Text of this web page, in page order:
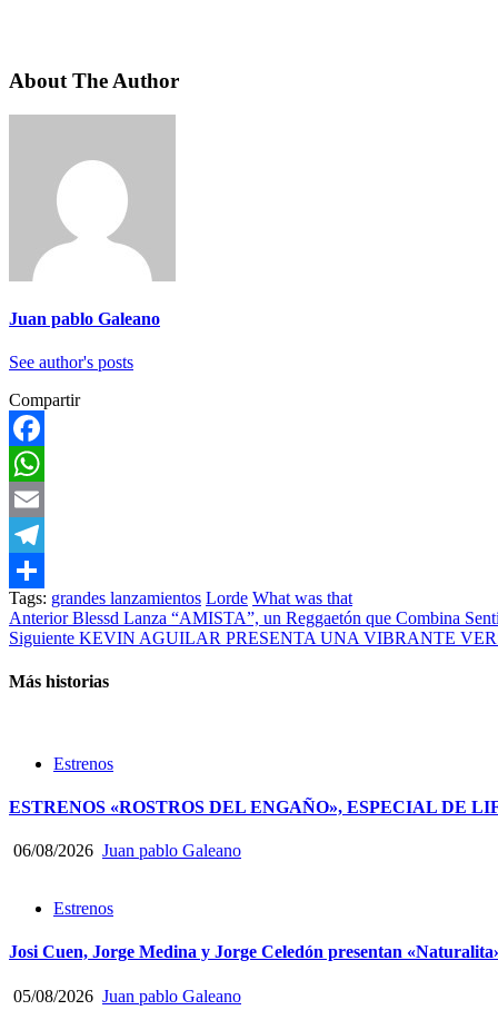
About The Author
Juan pablo Galeano
See author's posts
Compartir
Facebook
WhatsApp
Email
Telegram
Compartir
Tags: grandes lanzamientos Lorde What was that
Post
navigation
AnteriorBlessd Lanza “AMISTA”, un Reggaetón que Combina
Siguiente KEVIN AGUILAR PRESENTA UNA VIBRANTE
Más historias
Estrenos
ESTRENOS «ROSTROS DEL ENGAÑO», ESPECIAL DE
06/08/2026 Juan pablo Galeano
Estrenos
Josi Cuen, Jorge Medina y Jorge Celedón presentan
05/08/2026 Juan pablo Galeano